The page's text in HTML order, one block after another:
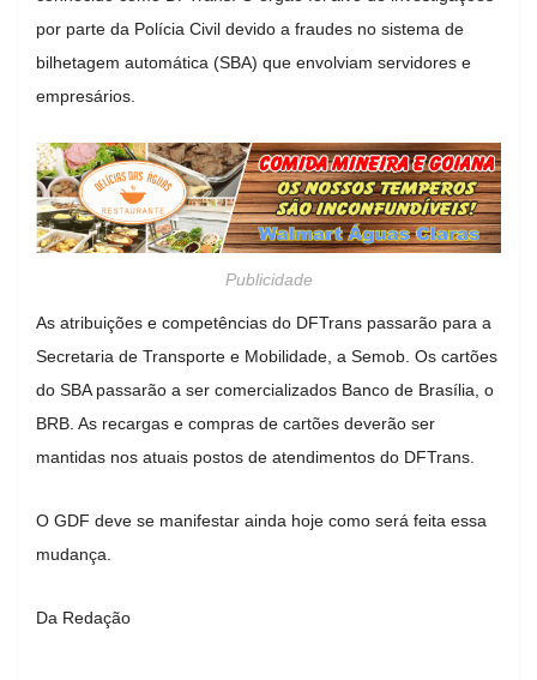
por parte da Polícia Civil devido a fraudes no sistema de
bilhetagem automática (SBA) que envolviam servidores e
empresários.
Publicidade
As atribuições e competências do DFTrans passarão para a
Secretaria de Transporte e Mobilidade, a Semob. Os cartões
do SBA passarão a ser comercializados Banco de Brasília, o
BRB. As recargas e compras de cartões deverão ser
mantidas nos atuais postos de atendimentos do DFTrans.
O GDF deve se manifestar ainda hoje como será feita essa
mudança.
Da Redação